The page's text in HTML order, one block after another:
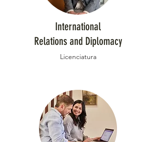
International
Relations and Diplomacy
Licenciatura